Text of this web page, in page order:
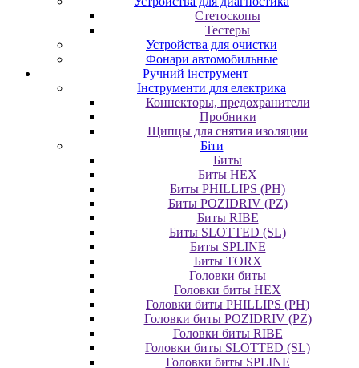
Стетоскопы
Тестеры
Устройства для очистки
Фонари автомобильные
Ручний інструмент
Інструменти для електрика
Коннекторы, предохранители
Пробники
Щипцы для снятия изоляции
Біти
Биты
Биты HEX
Биты PHILLIPS (PH)
Биты POZIDRIV (PZ)
Биты RIBE
Биты SLOTTED (SL)
Биты SPLINE
Биты TORX
Головки биты
Головки биты HEX
Головки биты PHILLIPS (PH)
Головки биты POZIDRIV (PZ)
Головки биты RIBE
Головки биты SLOTTED (SL)
Головки биты SPLINE